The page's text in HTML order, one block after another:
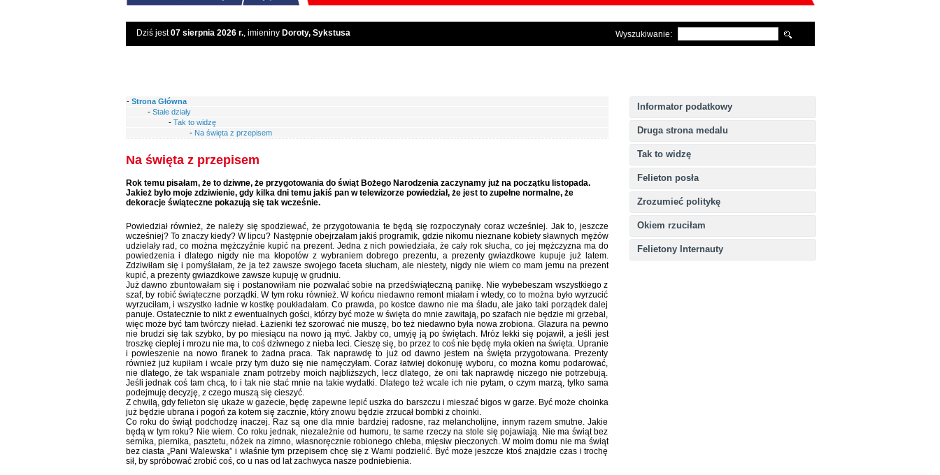
Dziś jest07 sierpnia 2026 r., imieniny Doroty, Sykstusa Wyszukiwanie:
Informator podatkowy
Druga strona medalu
Tak to widzę
Felieton posła
Zrozumieć politykę
Okiem rzuciłam
Felietony Internauty
- Strona Główna
- Stałe działy
- Tak to widzę
- Na święta z przepisem
Na święta z przepisem
Rok temu pisałam, że to dziwne, że przygotowania do świąt Bożego Narodzenia zaczynamy już na początku listopada.
Jakież było moje zdziwienie, gdy kilka dni temu jakiś pan w telewizorze powiedział, że jest to zupełne normalne, że
dekoracje świąteczne pokazują się tak wcześnie.
Powiedział również, że należy się spodziewać, że przygotowania te będą się rozpoczynały coraz wcześniej. Jak to, jeszcze
wcześniej? To znaczy kiedy? W lipcu? Następnie obejrzałam jakiś programik, gdzie nikomu nieznane kobiety sławnych mężów
udzielały rad, co można mężczyźnie kupić na prezent. Jedna z nich powiedziała, że cały rok słucha, co jej mężczyzna ma do
powiedzenia i dlatego nigdy nie ma kłopotów z wybraniem dobrego prezentu, a prezenty gwiazdkowe kupuje już latem.
Zdziwiłam się i pomyślałam, że ja też zawsze swojego faceta słucham, ale niestety, nigdy nie wiem co mam jemu na prezent
kupić, a prezenty gwiazdkowe zawsze kupuję w grudniu.
Już dawno zbuntowałam się i postanowiłam nie pozwalać sobie na przedświąteczną panikę. Nie wybebeszam wszystkiego z
szaf, by robić świąteczne porządki. W tym roku również. W końcu niedawno remont miałam i wtedy, co to można było wyrzucić
wyrzuciłam, i wszystko ładnie w kostkę poukładałam. Co prawda, po kostce dawno nie ma śladu, ale jako taki porządek dalej
panuje. Ostatecznie to nikt z ewentualnych gości, którzy być może w święta do mnie zawitają, po szafach nie będzie mi grzebał,
więc może być tam twórczy nieład. Łazienki też szorować nie muszę, bo też niedawno była nowa zrobiona. Glazura na pewno
nie brudzi się tak szybko, by po miesiącu na nowo ją myć. Jakby co, umyję ją po świętach. Mróz lekki się pojawił, a jeśli jest
troszkę cieplej i mrozu nie ma, to coś dziwnego z nieba leci. Cieszę się, bo przez to coś nie będę myła okien na święta. Upranie
i powieszenie na nowo firanek to żadna praca. Tak naprawdę to już od dawno jestem na święta przygotowana. Prezenty
również już kupiłam i wcale przy tym dużo się nie namęczyłam. Coraz łatwiej dokonuję wyboru, co można komu podarować,
nie dlatego, że tak wspaniale znam potrzeby moich najbliższych, lecz dlatego, że oni tak naprawdę niczego nie potrzebują.
Jeśli jednak coś tam chcą, to i tak nie stać mnie na takie wydatki. Dlatego też wcale ich nie pytam, o czym marzą, tylko sama
podejmuję decyzję, z czego muszą się cieszyć.
Z chwilą, gdy felieton się ukaże w gazecie, będę zapewne lepić uszka do barszczu i mieszać bigos w garze. Być może choinka
już będzie ubrana i pogoń za kotem się zacznie, który znowu będzie zrzucał bombki z choinki.
Co roku do świąt podchodzę inaczej. Raz są one dla mnie bardziej radosne, raz melancholijne, innym razem smutne. Jakie
będą w tym roku? Nie wiem. Co roku jednak, niezależnie od humoru, te same rzeczy na stole się pojawiają. Nie ma świąt bez
sernika, piernika, pasztetu, nóżek na zimno, własnoręcznie robionego chleba, mięsiw pieczonych. W moim domu nie ma świąt
bez ciasta „Pani Walewska” i właśnie tym przepisem chcę się z Wami podzielić. Być może jeszcze ktoś znajdzie czas i trochę
sił, by spróbować zrobić coś, co u nas od lat zachwyca nasze podniebienia.